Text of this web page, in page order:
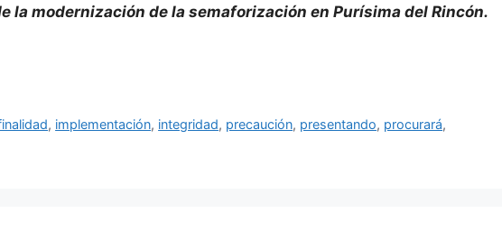
la modernización de la semaforización en Purísima del Rincón.
, implementación, integridad, precaución, presentando, procurará,